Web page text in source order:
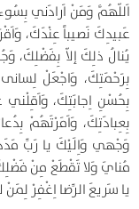
اَللّهُمَّ وَمَنْ اَرادَني
عَبيدِكَ نَصيباً عِنْدَكَ،
يُنالُ ذلِكَ إلاّ
بِرَحْمَتِكَ، وَاجْعَلْ
بِحُسْنِ اِجابَتِكَ،
بِعِبادَتِكَ، وَاَمَرْتَهُمْ
وَجْهي وَاِلَيْكَ يا رَبِّ
مُنايَ وَلا تَقْطَعْ مِنْ
يا سَريعَ الرِّضا اِغْفِرْ لِمَنْ